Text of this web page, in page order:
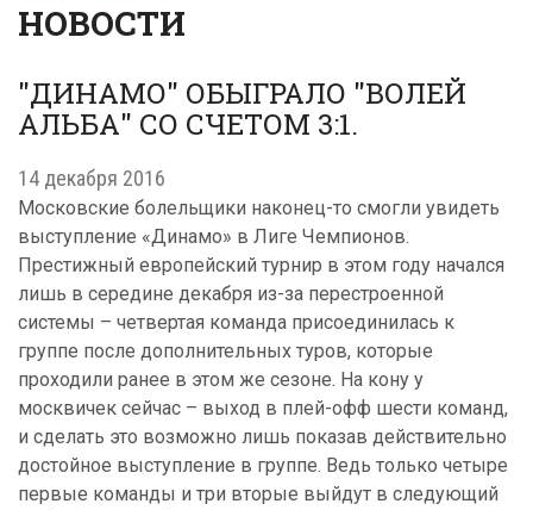
НОВОСТИ
"ДИНАМО" ОБЫГРАЛО "ВОЛЕЙ
АЛЬБА" СО СЧЕТОМ 3:1.
14 декабря 2016
Московские болельщики наконец-то смогли увидеть
выступление «Динамо» в Лиге Чемпионов.
Престижный европейский турнир в этом году начался
лишь в середине декабря из-за перестроенной
системы – четвертая команда присоединилась к
группе после дополнительных туров, которые
проходили ранее в этом же сезоне. На кону у
москвичек сейчас – выход в плей-офф шести команд,
и сделать это возможно лишь показав действительно
достойное выступление в группе. Ведь только четыре
первые команды и три вторые выйдут в следующий